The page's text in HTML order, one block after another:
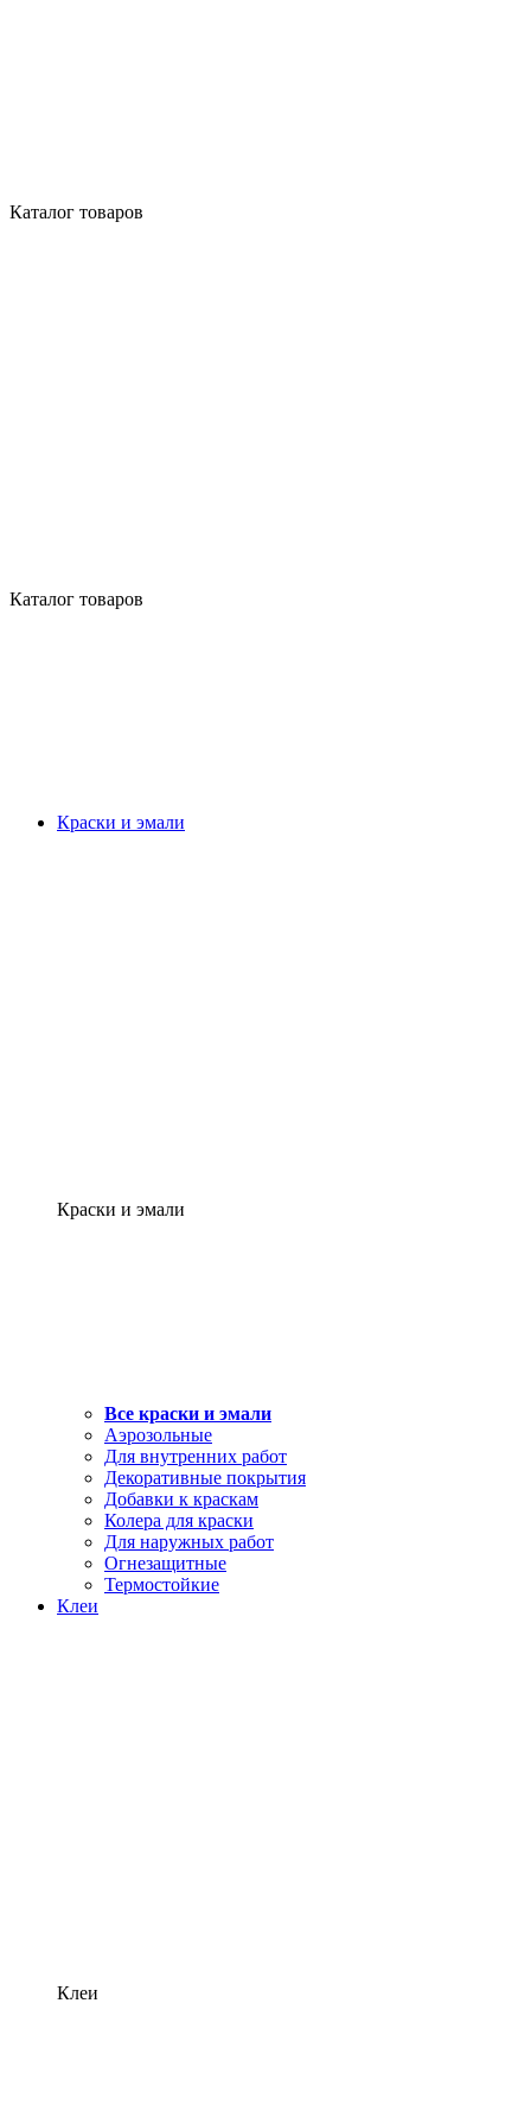
Каталог товаров
Каталог товаров
Краски и эмали
Краски и эмали
Все краски и эмали
Аэрозольные
Для внутренних работ
Декоративные покрытия
Добавки к краскам
Колера для краски
Для наружных работ
Огнезащитные
Термостойкие
Клеи
Клеи